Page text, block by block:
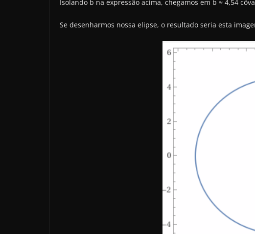
Isolando b na expressão acima, chegamos em b ≈ 4,54
Se desenharmos nossa elipse, o resultado seria esta